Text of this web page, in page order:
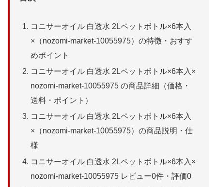
コニサーオイル 白透水 2Lペットボトル×6本入
×（nozomi-market-10055975）の特徴・おすす
めポイント
コニサーオイル 白透水 2Lペットボトル×6本入×
nozomi-market-10055975 の商品詳細（価格・
送料・ポイント）
コニサーオイル 白透水 2Lペットボトル×6本入
×（nozomi-market-10055975）の商品説明・仕
様
コニサーオイル 白透水 2Lペットボトル×6本入×
nozomi-market-10055975 レビュー0件・評価0